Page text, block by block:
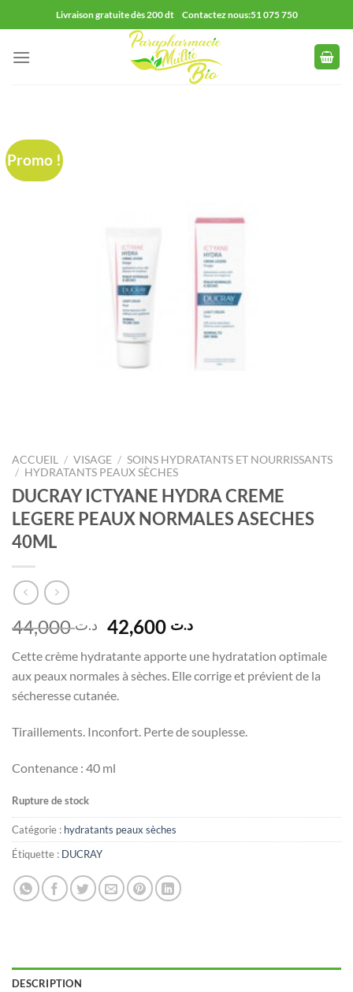
au
contenu
Livraison gratuite dès 200 dt Contactez nous:51 075 750
Promo !
ACCUEIL / VISAGE / SOINS HYDRATANTS ET NOURRISSANTS
/ HYDRATANTS PEAUX SÈCHES
DUCRAY ICTYANE HYDRA CREME
LEGERE PEAUX NORMALES ASECHES
40ML
د.ت44,000
Le
prix
initial
était :
د.تLe
actuel
est :
Cette crème hydratante apporte une hydratation optimale
aux peaux normales à sèches. Elle corrige et prévient de la
sécheresse cutanée.
Tiraillements. Inconfort. Perte de souplesse.
Contenance : 40 ml
Rupture de stock
Catégorie : hydratants peaux sèches
Étiquette : DUCRAY
DESCRIPTION